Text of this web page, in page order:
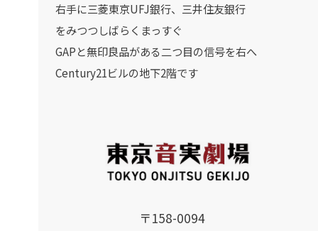
〒158-0094
右手に三菱東京UFJ銀行、三井住友銀行
をみつつしばらくまっすぐ
GAPと無印良品がある二つ目の信号を右へ
Century21ビルの地下2階です